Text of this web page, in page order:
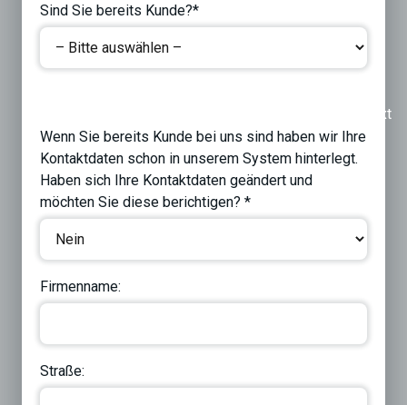
Sind Sie bereits Kunde?*
Next
Wenn Sie bereits Kunde bei uns sind haben wir Ihre
Kontaktdaten schon in unserem System hinterlegt.
Haben sich Ihre Kontaktdaten geändert und
möchten Sie diese berichtigen? *
Firmenname:
Straße: